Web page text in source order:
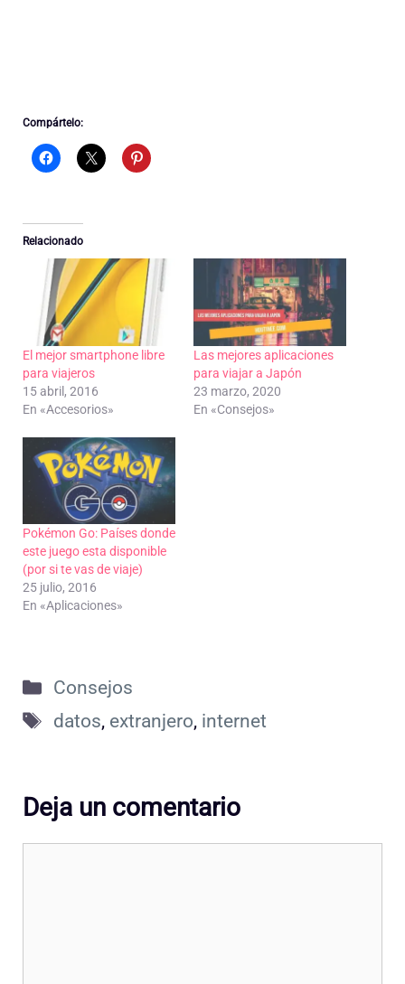
Compártelo:
Relacionado
El mejor smartphone libre
para viajeros
15 abril, 2016
En «Accesorios»
Las mejores aplicaciones
para viajar a Japón
23 marzo, 2020
En «Consejos»
Pokémon Go: Países donde
este juego esta disponible
(por si te vas de viaje)
25 julio, 2016
En «Aplicaciones»
Categorías
Consejos
Etiquetas
datos, extranjero, internet
Deja un comentario